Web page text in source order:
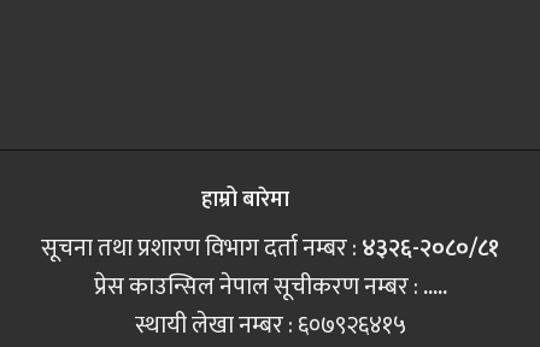
हाम्रो बारेमा
सूचना तथा प्रशारण विभाग दर्ता नम्बर :४३२६-२०८०/८१
प्रेस काउन्सिल नेपाल सूचीकरण नम्बर :.....
स्थायी लेखा नम्बर : ६०७९२६४१५